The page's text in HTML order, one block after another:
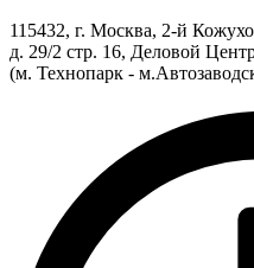
115432, г. Москва, 2-й
д. 29/2 стр. 16, Деловой
(м. Технопарк -